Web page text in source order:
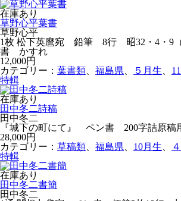
在庫あり
草野心平葉書
草野心平
1枚 松下英麿宛 鉛筆 8行 昭32・4・9
書 かすれ
12,000円
カテゴリー： 葉書類 福島県 ５月生
特輯
在庫あり
田中冬二詩稿
田中冬二
『城下の町にて』 ペン書 200字詰原稿
28,000円
カテゴリー： 草稿類 福島県 10月生
特輯
在庫あり
田中冬二書簡
田中冬二